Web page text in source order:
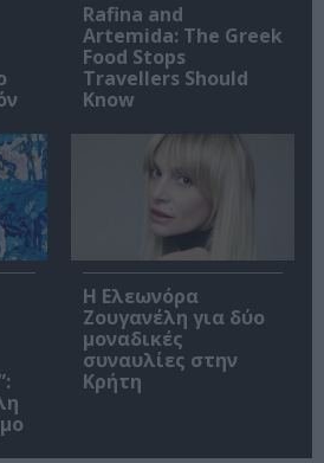
Rafina and
Artemida: The Greek
Food Stops
Travellers Should
Know
Η Ελεωνόρα
Ζουγανέλη για δύο
μοναδικές
συναυλίες στην
Κρήτη